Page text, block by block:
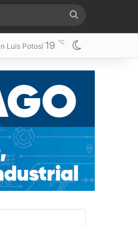
for
Luis Potosí 19 ℃